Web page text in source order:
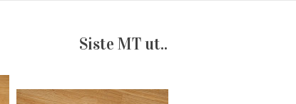
Siste MT ut..